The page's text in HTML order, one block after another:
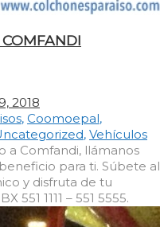
2018
, Coomoepal,
, Vehículos
a Comfandi, llámanos
para ti. Súbete al
y disfruta de tu
551 1111 – 551 5555.